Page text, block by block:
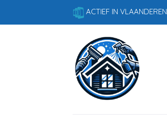
ACTIEF IN VLAANDEREN